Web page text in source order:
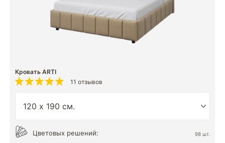
Кровать ARTI
11 отзывов
Цветовых решений: 98 шт.